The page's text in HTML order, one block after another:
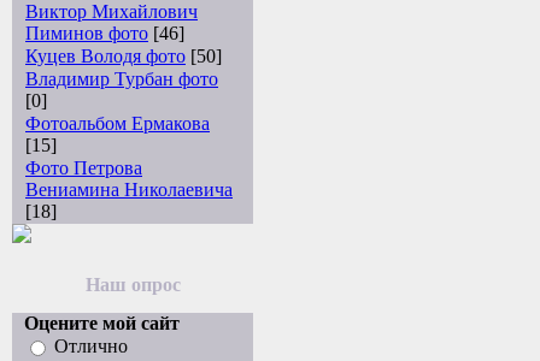
Виктор Михайлович
Пиминов фото [46]
Куцев Володя фото [50]
Владимир Турбан фото
[0]
Фотоальбом Ермакова
[15]
Фото Петрова
Вениамина Николаевича
[18]
Наш опрос
Оцените мой сайт
Отлично